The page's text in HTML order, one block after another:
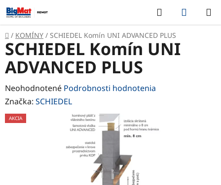
Prejsť
na
obsah
Hľadať
KOŠÍK
Domov
/ KOMÍNY / SCHIEDEL Komín UNI ADVANCED PLUS
SCHIEDEL Komín UNI
ADVANCED PLUS
Priemerné
hodnotenie
produktu
Neohodnotené Podrobnosti hodnotenia
Značka: SCHIEDEL
AKCIA